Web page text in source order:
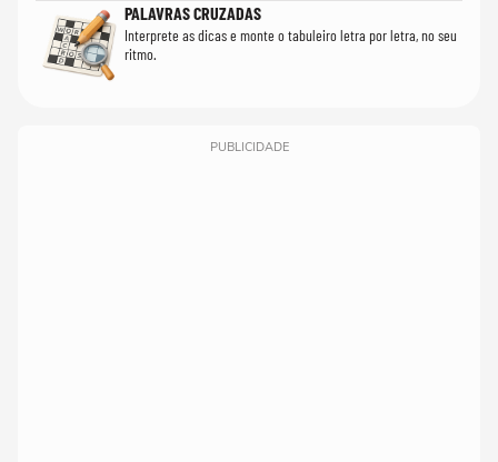
PALAVRAS CRUZADAS
Interprete as dicas e monte o tabuleiro letra por letra, no seu
ritmo.
PUBLICIDADE